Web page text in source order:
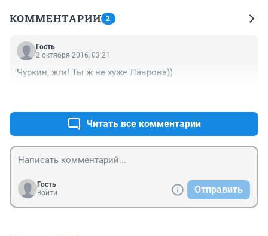
КОММЕНТАРИИ 2
Гость
2 октября 2016, 03:21
Чуркин, жги! Ты ж не хуже Лаврова))
Читать все комментарии
Гость
Войти
Отправить